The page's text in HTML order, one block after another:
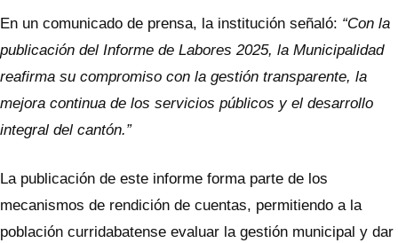
En un comunicado de prensa, la institución señaló: “Con la
publicación del Informe de Labores 2025, la Municipalidad
reafirma su compromiso con la gestión transparente, la
mejora continua de los servicios públicos y el desarrollo
integral del cantón.”
La publicación de este informe forma parte de los
mecanismos de rendición de cuentas, permitiendo a la
población curridabatense evaluar la gestión municipal y dar